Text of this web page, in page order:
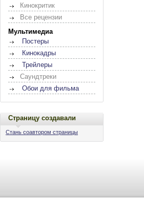
Кинокритик
Все рецензии
Мультимедиа
Постеры
Кинокадры
Трейлеры
Саундтреки
Обои для фильма
Страницу создавали
Стань соавтором страницы